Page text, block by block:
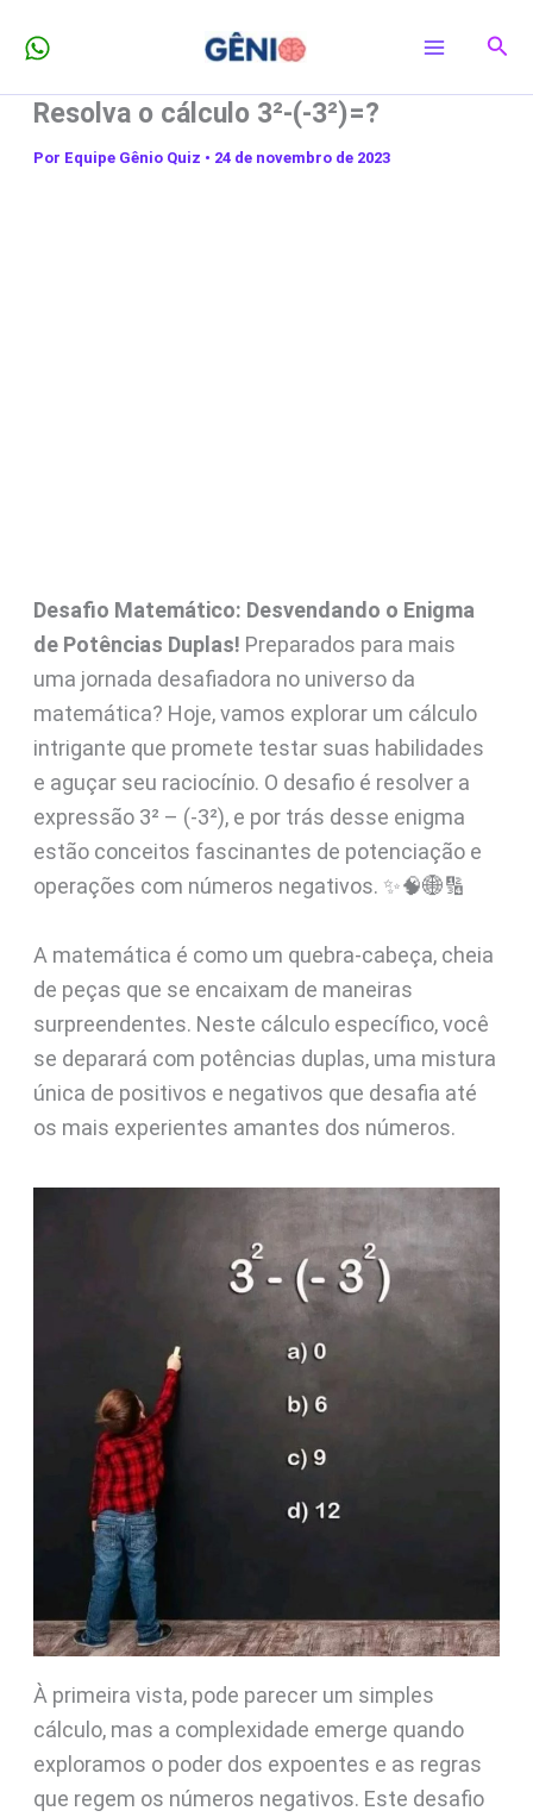
para
conteúdo
Resolva o cálculo 3²-(-3²)=?
Por Equipe Gênio Quiz • 24 de novembro de 2023
Desafio Matemático: Desvendando o Enigma
de Potências Duplas! Preparados para mais
uma jornada desafiadora no universo da
matemática? Hoje, vamos explorar um cálculo
intrigante que promete testar suas habilidades
e aguçar seu raciocínio. O desafio é resolver a
expressão 3² – (-3²), e por trás desse enigma
estão conceitos fascinantes de potenciação e
operações com números negativos. ✨🧠🌐🔢
A matemática é como um quebra-cabeça, cheia
de peças que se encaixam de maneiras
surpreendentes. Neste cálculo específico, você
se deparará com potências duplas, uma mistura
única de positivos e negativos que desafia até
os mais experientes amantes dos números.
À primeira vista, pode parecer um simples
cálculo, mas a complexidade emerge quando
exploramos o poder dos expoentes e as regras
que regem os números negativos. Este desafio